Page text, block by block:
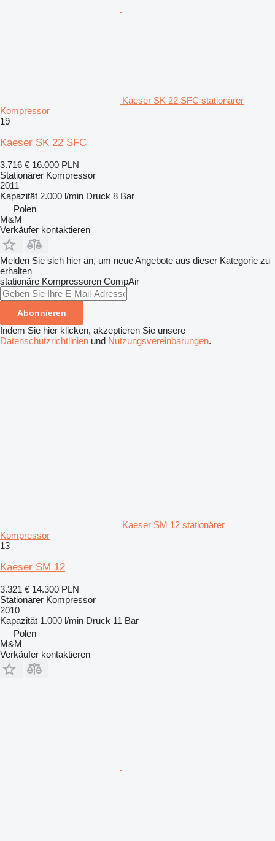
Kaeser SK 22 SFC stationärer
Kompressor
19
Kaeser SK 22 SFC
3.716 € 16.000 PLN
Stationärer Kompressor
2011
Kapazität 2.000 l/min Druck 8 Bar
Polen
M&M
Verkäufer kontaktieren
Melden Sie sich hier an, um neue Angebote aus dieser Kategorie zu
erhalten
stationäre Kompressoren CompAir
Abonnieren
Indem Sie hier klicken, akzeptieren Sie unsere
Datenschutzrichtlinien und Nutzungsvereinbarungen.
Kaeser SM 12 stationärer
Kompressor
13
Kaeser SM 12
3.321 € 14.300 PLN
Stationärer Kompressor
2010
Kapazität 1.000 l/min Druck 11 Bar
Polen
M&M
Verkäufer kontaktieren